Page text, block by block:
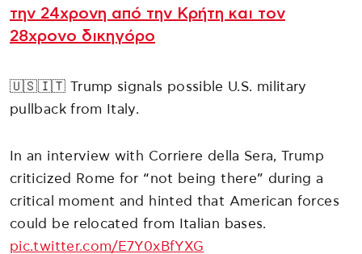
την 24χρονη από την Κρήτη και τον
28χρονο δικηγόρο
🇺🇸🇮🇹 Trump signals possible U.S. military
pullback from Italy.
In an interview with Corriere della Sera, Trump
criticized Rome for “not being there” during a
critical moment and hinted that American forces
could be relocated from Italian bases.
pic.twitter.com/E7Y0xBfYXG